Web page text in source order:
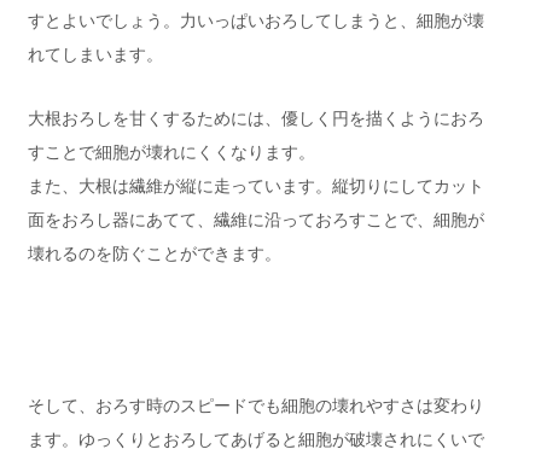
すとよいでしょう。力いっぱいおろしてしまうと、細胞が壊
れてしまいます。
大根おろしを甘くするためには、優しく円を描くようにおろ
すことで細胞が壊れにくくなります。
また、大根は繊維が縦に走っています。縦切りにしてカット
面をおろし器にあてて、繊維に沿っておろすことで、細胞が
壊れるのを防ぐことができます。
そして、おろす時のスピードでも細胞の壊れやすさは変わり
ます。ゆっくりとおろしてあげると細胞が破壊されにくいで